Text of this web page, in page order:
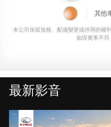
其他
本公司保留規格、配備變更或停用的權
如與實車不符
最新影音